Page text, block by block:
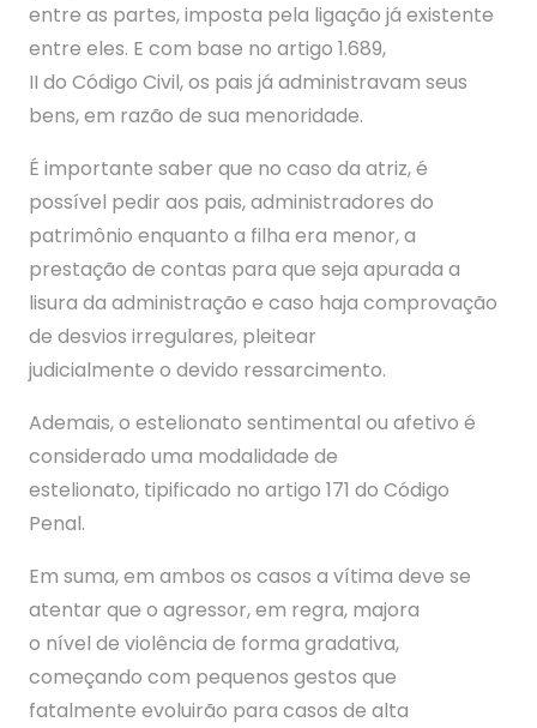
entre as partes, imposta pela ligação já existente
entre eles. E com base no artigo 1.689,
II do Código Civil, os pais já administravam seus
bens, em razão de sua menoridade.
É importante saber que no caso da atriz, é
possível pedir aos pais, administradores do
patrimônio enquanto a filha era menor, a
prestação de contas para que seja apurada a
lisura da administração e caso haja comprovação
de desvios irregulares, pleitear
judicialmente o devido ressarcimento.
Ademais, o estelionato sentimental ou afetivo é
considerado uma modalidade de
estelionato, tipificado no artigo 171 do Código
Penal.
Em suma, em ambos os casos a vítima deve se
atentar que o agressor, em regra, majora
o nível de violência de forma gradativa,
começando com pequenos gestos que
fatalmente evoluirão para casos de alta